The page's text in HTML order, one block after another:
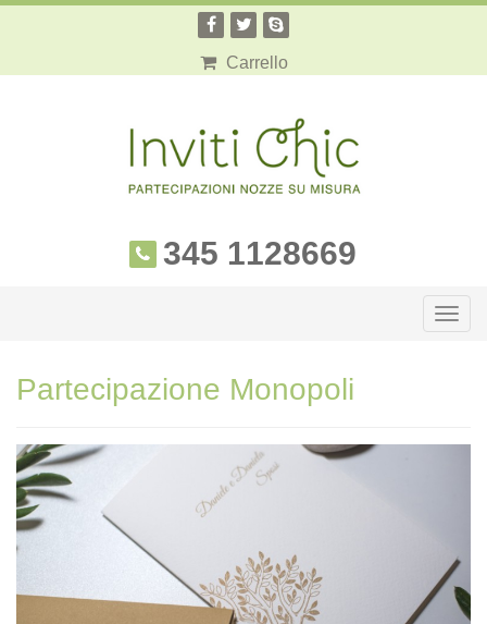
Carrello
345 1128669
Partecipazione Monopoli